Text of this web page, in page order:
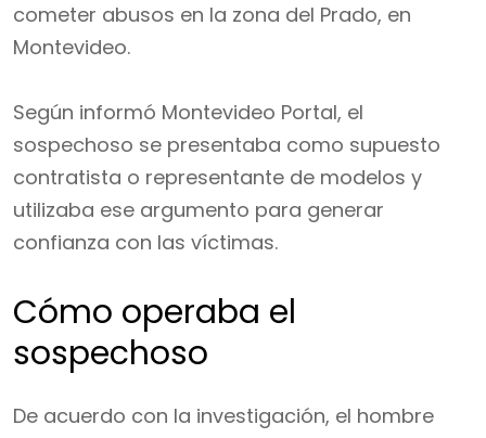
cometer abusos en la zona del Prado, en
Montevideo.
Según informó Montevideo Portal, el
sospechoso se presentaba como supuesto
contratista o representante de modelos y
utilizaba ese argumento para generar
confianza con las víctimas.
Cómo operaba el
sospechoso
De acuerdo con la investigación, el hombre